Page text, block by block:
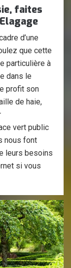
faites
d’une
que cette
particulière à
dans le
profit son
de haie,
vert public
nous font
leurs besoins
si vous